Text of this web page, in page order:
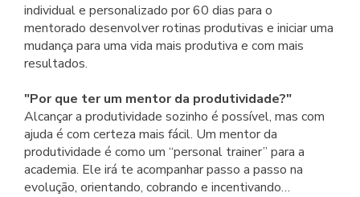
individual e personalizado por 60 dias para o
mentorado desenvolver rotinas produtivas e iniciar uma
mudança para uma vida mais produtiva e com mais
resultados.
"Por que ter um mentor da produtividade?"
Alcançar a produtividade sozinho é possível, mas com
ajuda é com certeza mais fácil. Um mentor da
produtividade é como um “personal trainer” para a
academia. Ele irá te acompanhar passo a passo na
evolução, orientando, cobrando e incentivando…